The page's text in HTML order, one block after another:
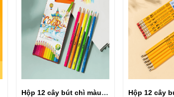
Hộp 12 cây bút chì màu Deli đầu chì 3mm Colorun EC130-12